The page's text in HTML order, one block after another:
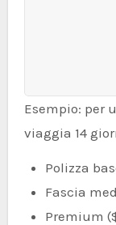
Esempio: per
viaggia 14
Polizza
Fascia
Premium